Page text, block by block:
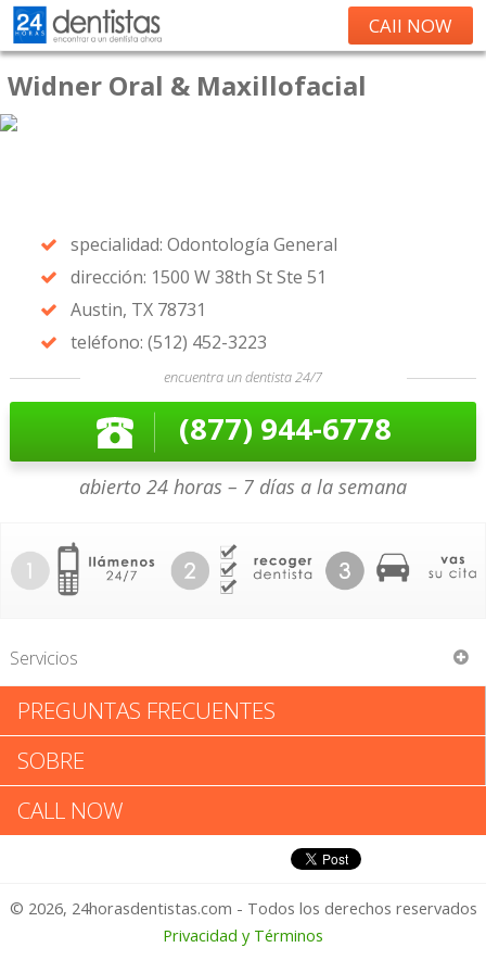
CAll NOW
Widner Oral & Maxillofacial
specialidad: Odontología General
dirección: 1500 W 38th St Ste 51
Austin, TX 78731
teléfono: (512) 452-3223
encuentra un dentista 24/7
(877) 944-6778
abierto 24 horas – 7 días a la semana
Servicios
Widner Oral & Maxillofacial
Widner Oral & Maxillofacial:
Califica tu Experiencia
1 – No Feliz
PREGUNTAS FRECUENTES
SOBRE
CALL NOW
© 2026, 24horasdentistas.com - Todos los derechos reservados
Privacidad y Términos